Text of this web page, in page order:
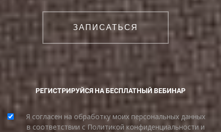
ЗАПИСАТЬСЯ
РЕГИСТРИРУЙСЯ НА БЕСПЛАТНЫЙ ВЕБИНАР
Я согласен на обработку моих персональных данных
в соответствии с Политикой конфиденциальностии